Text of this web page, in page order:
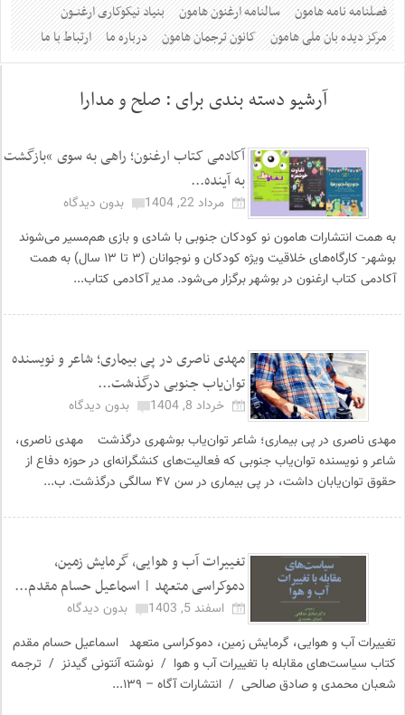
فصلنامه نامه هامون
سالنامه ارغنون هامون
بنیاد نیکوکاری ارغنــون
مرکز دیده بان ملی هامون
کانون ترجمان هامون درباره ما ارتباط با ما
آرشیو دسته بندی برای : صلح و مدارا
آکادمی کتاب ارغنون؛ راهی به سوی “بازگشت
به آینده...
مرداد 22, 1404
بدون دیدگاه
به همت انتشارات هامون نو کودکان جنوبی با شادی و بازی هم‌مسیر می‌شوند
بوشهر- کارگاه‌های خلاقیت ویژه کودکان و نوجوانان (۳ تا ۱۳ سال) به همت
آکادمی کتاب ارغنون در بوشهر برگزار می‌شود. مدیر آکادمی کتاب...
مهدی ناصری در پی بیماری؛ شاعر و نویسنده
توان‌یاب جنوبی درگذشت...
خرداد 8, 1404
بدون دیدگاه
مهدی ناصری در پی بیماری؛ شاعر توان‌یاب بوشهری درگذشت مهدی ناصری،
شاعر و نویسنده توان‌یاب جنوبی که فعالیت‌های کنشگرانه‌ای در حوزه دفاع از
حقوق توان‌یابان داشت، در پی بیماری در سن ۴۷ سالگی درگذشت. ب...
تغییرات آب و هوایی، گرمایش زمین،
دموکراسی متعهد | اسماعیل حسام مقدم...
اسفند 5, 1403
بدون دیدگاه
تغییرات آب و هوایی، گرمایش زمین، دموکراسی متعهد اسماعیل حسام مقدم
کتاب سیاست‌های مقابله با تغییرات آب و هوا / نوشته آنتونی گیدنز / ترجمه
شعبان محمدی و صادق صالحی / انتشارات آگاه – ۱۳۹...